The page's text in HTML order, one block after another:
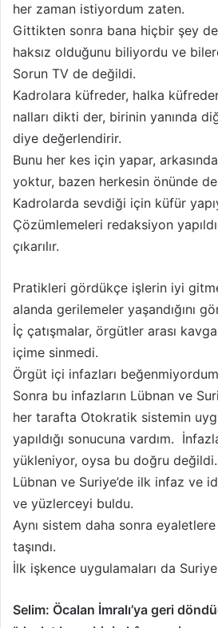
her zaman istiyordum zaten.
Gittikten sonra bana hiçbir şey
haksız olduğunu biliyordu ve
Sorun TV de değildi.
Kadrolara küfreder, halka
nalları dikti der, birinin yanında
diye değerlendirir.
Bunu her kes için yapar,
yoktur, bazen herkesin önünde
Kadrolarda sevdiği için küfür
Çözümlemeleri redaksiyon
çıkarılır.
Pratikleri gördükçe işlerin iyi
alanda gerilemeler yaşandığını
İç çatışmalar, örgütler arası
içime sinmedi.
Örgüt içi infazları
Sonra bu infazların Lübnan ve
her tarafta Otokratik sistemin
yapıldığı sonucuna vardım.
yükleniyor, oysa bu doğru değildi.
Lübnan ve Suriye’de ilk infaz ve
ve yüzlerceyi buldu.
Aynı sistem daha sonra
taşındı.
İlk işkence uygulamaları da
Selim: Öcalan İmralı’ya geri